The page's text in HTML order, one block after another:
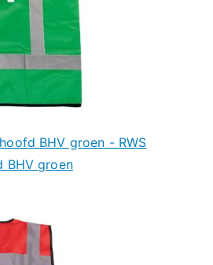
BHV groen - RWS
BHV groen